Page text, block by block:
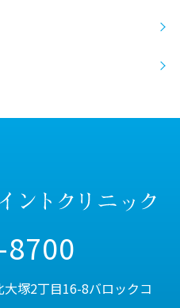
塚2丁目16-8バロックコ